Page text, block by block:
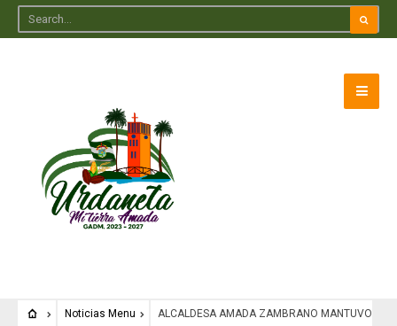
Noticias Menu ALCALDESA AMADA ZAMBRANO MANTUVO